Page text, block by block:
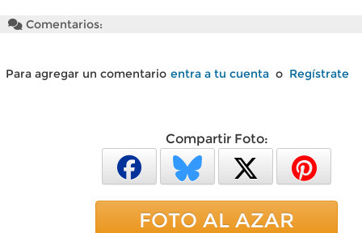
Comentarios:
Para agregar un comentario entra a tu cuenta o Regístrate
Compartir Foto:
FOTO AL AZAR